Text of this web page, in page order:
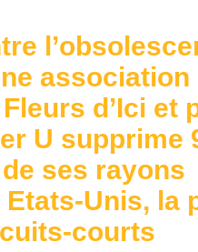
d’Ici et
U supprime
ses rayons
Etats-Unis, la
courts